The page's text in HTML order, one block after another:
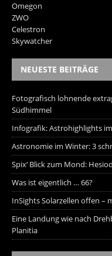
Omegon
ZWO
Celestron
Skywatcher
NEUESTE BEITRÄGE
Fotografisch lohnende
Südhimmel
Infografik: Astrohighlights
Astronomie im Winter: 3
Spix‘ Blick zum Mond:
Was ist eigentlich … 66?
InSights Solarzellen offen –
Eine Landung wie nach
Planitia